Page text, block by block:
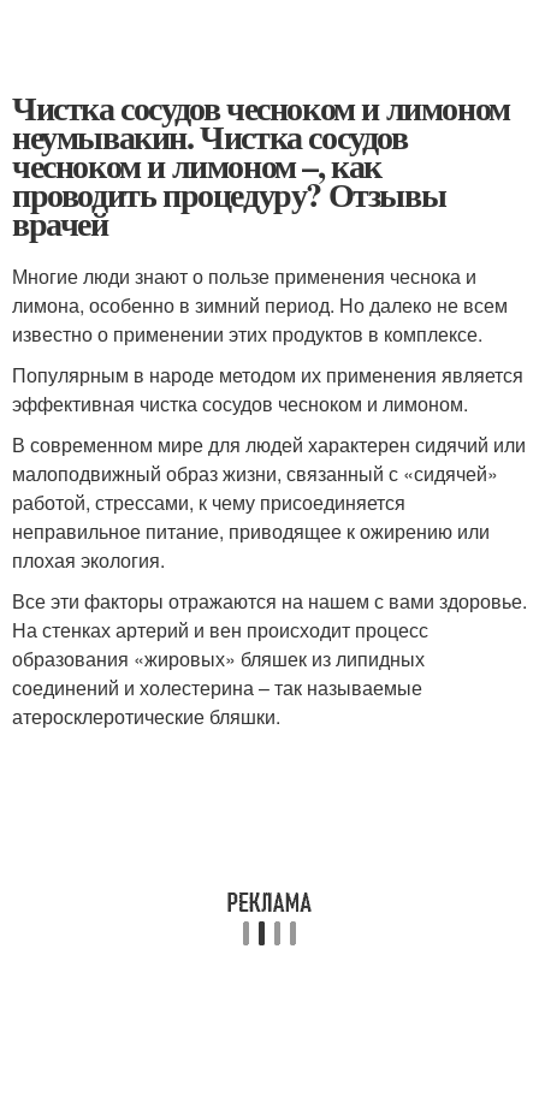
Чистка сосудов чесноком и лимоном
неумывакин. Чистка сосудов
чесноком и лимоном –, как
проводить процедуру? Отзывы
врачей
Многие люди знают о пользе применения чеснока и
лимона, особенно в зимний период. Но далеко не всем
известно о применении этих продуктов в комплексе.
Популярным в народе методом их применения является
эффективная чистка сосудов чесноком и лимоном.
В современном мире для людей характерен сидячий или
малоподвижный образ жизни, связанный с «сидячей»
работой, стрессами, к чему присоединяется
неправильное питание, приводящее к ожирению или
плохая экология.
Все эти факторы отражаются на нашем с вами здоровье.
На стенках артерий и вен происходит процесс
образования «жировых» бляшек из липидных
соединений и холестерина – так называемые
атеросклеротические бляшки.